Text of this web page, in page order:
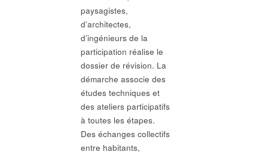
paysagistes,
d’architectes,
d’ingénieurs de la
participation réalise le
dossier de révision. La
démarche associe des
études techniques et
des ateliers participatifs
à toutes les étapes.
Des échanges collectifs
entre habitants,